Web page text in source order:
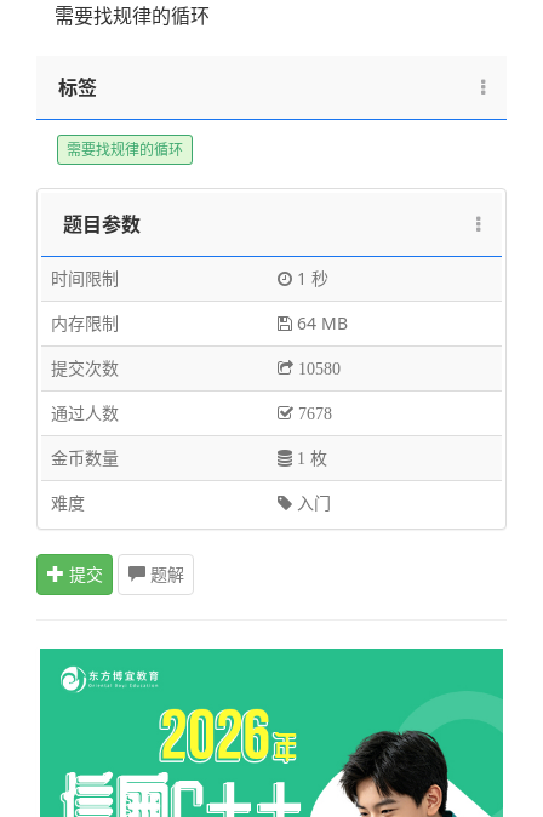
需要找规律的循环
标签
需要找规律的循环
题目参数
时间限制
1 秒
内存限制
64 MB
提交次数
10580
通过人数 7678
金币数量 1 枚
难度 入门
提交 题解